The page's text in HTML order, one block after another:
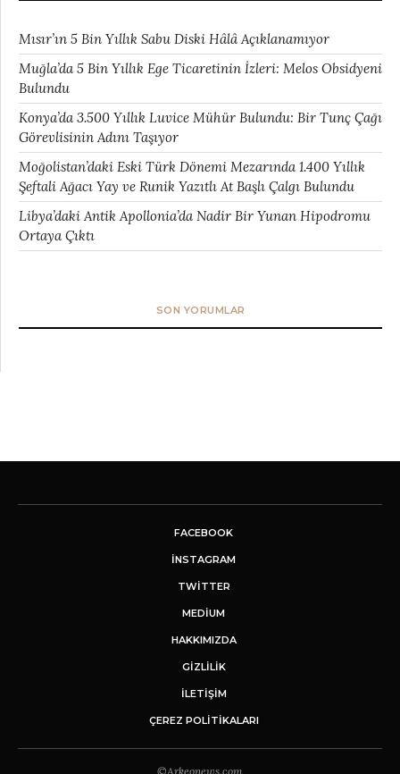
Mısır’ın 5 Bin Yıllık Sabu Diski Hâlâ Açıklanamıyor
Muğla’da 5 Bin Yıllık Ege Ticaretinin İzleri: Melos Obsidyeni
Bulundu
Konya’da 3.500 Yıllık Luvice Mühür Bulundu: Bir Tunç Çağı
Görevlisinin Adını Taşıyor
Moğolistan’daki Eski Türk Dönemi Mezarında 1.400 Yıllık
Şeftali Ağacı Yay ve Runik Yazıtlı At Başlı Çalgı Bulundu
Libya’daki Antik Apollonia’da Nadir Bir Yunan Hipodromu
Ortaya Çıktı
SON YORUMLAR
FACEBOOK
INSTAGRAM
TWITTER
MEDIUM
HAKKIMIZDA
GİZLİLİK
İLETIŞIM
ÇEREZ POLITIKALARI
©Arkeonews.com